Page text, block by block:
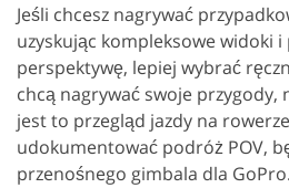
Jeśli chcesz nagrywać
uzyskując kompleksowe widoki i
perspektywę, lepiej wybrać
chcą nagrywać swoje przygody,
jest to przegląd jazdy na
udokumentować podróż POV,
przenośnego gimbala dla GoPro.